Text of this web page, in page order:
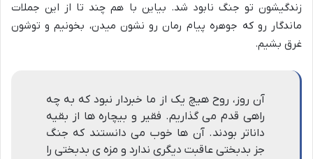
زندگیشون تو جنگ نابود شد. بیاین با هم چند تا از این جملات
ماندگار رو که جوهره پیام رمان رو نشون میدن، بخونیم و توشون
غرق بشیم.
آن روز، روح هیچ یک از ما خبردار نبود که به چه
راهی قدم می گذاریم. فقیر و بیچاره ها از بقیه
داناتر بودند. آن ها خوب می دانستند که جنگ
جز بدبختی عاقبت دیگری ندارد و مزه ی بدبختی را